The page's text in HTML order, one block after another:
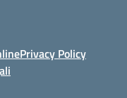
Privacy Policy